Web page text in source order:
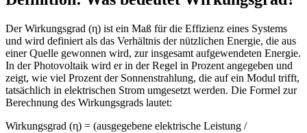
Der Wirkungsgrad (η) ist ein Maß für die Effizienz eines Systems
und wird definiert als das Verhältnis der nützlichen Energie, die aus
einer Quelle gewonnen wird, zur insgesamt aufgewendeten Energie.
In der Photovoltaik wird er in der Regel in Prozent angegeben und
zeigt, wie viel Prozent der Sonnenstrahlung, die auf ein Modul trifft,
tatsächlich in elektrischen Strom umgesetzt werden. Die Formel zur
Berechnung des Wirkungsgrads lautet:
Wirkungsgrad (η) = (ausgegebene elektrische Leistung /